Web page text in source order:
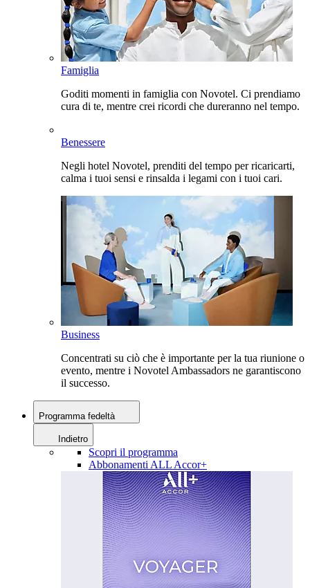
Famiglia
Goditi momenti in famiglia con Novotel. Ci prendiamo
cura di te, mentre crei ricordi che dureranno nel tempo.
Benessere
Negli hotel Novotel, prenditi del tempo per ricaricarti,
calma i tuoi sensi e rinsalda i legami con i tuoi cari.
Business
Concentrati su ciò che è importante per la tua riunione o
evento, mentre i Novotel Ambassadors ne garantiscono
il successo.
Programma fedeltà
Indietro
Scopri il programma
Abbonamenti ALL Accor+